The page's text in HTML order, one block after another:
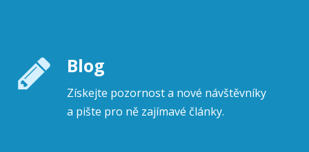
Blog
Získejte pozornost a nové návštěvníky
a pište pro ně zajímavé články.